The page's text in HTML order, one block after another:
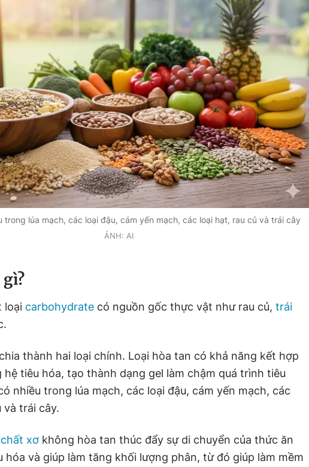
trong lúa mạch, các loại đậu, cám yến mạch, các loại hạt, rau củ và trái cây
ẢNH: AI
loại carbohydrate có nguồn gốc thực vật như rau củ, trái
thành hai loại chính. Loại hòa tan có khả năng kết hợp
tiêu hóa, tạo thành dạng gel làm chậm quá trình tiêu
nhiều trong lúa mạch, các loại đậu, cám yến mạch, các
và trái cây.
chất xơ không hòa tan thúc đẩy sự di chuyển của thức ăn
hóa và giúp làm tăng khối lượng phân, từ đó giúp làm mềm